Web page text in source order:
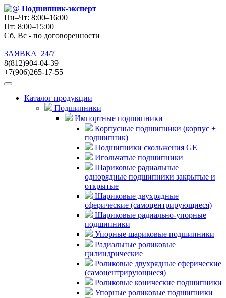
Подшипник-эксперт
Пн–Чт: 8:00–16:00
Пт: 8:00–15:00
Сб, Вс - по договоренности
ЗАЯВКА
24/7
8(812)904-04-39
+7(906)265-17-55
Каталог продукции
Подшипники
Импортные подшипники
Корпусные подшипники (корпус +
подшипник)
Подшипники скольжения GE
Игольчатые подшипники
Шариковые радиальные
однорядные подшипники закрытые и
открытые
Шариковые двухрядные
сферические (самоцентрирующиеся)
Шариковые радиально-упорные
подшипники
Упорные шариковые подшипники
Радиальные роликовые
цилиндрические
Роликовые двухрядные сферические
(самоцентрирующиеся)
Роликовые конические подшипники
Упорные роликовые подшипники